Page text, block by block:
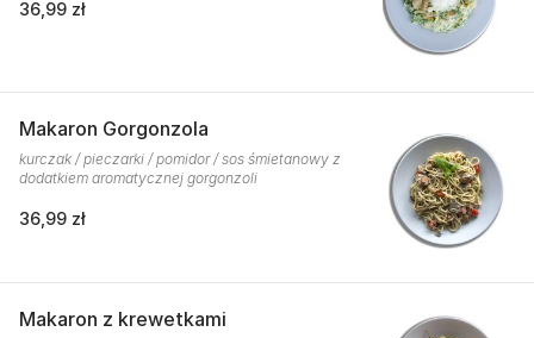
36,99 zł
Makaron Gorgonzola
kurczak / pieczarki / pomidor / sos śmietanowy z
dodatkiem aromatycznej gorgonzoli
36,99 zł
Makaron z krewetkami